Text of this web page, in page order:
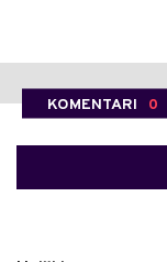
KOMENTARI 0